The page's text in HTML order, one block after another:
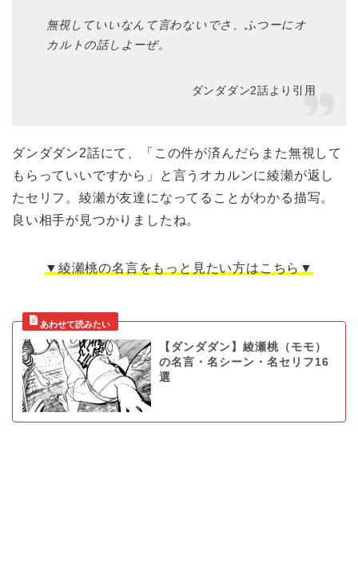
無視していいなんて言わないでさ、ふつーにオ
カルトの話しよーぜ。
ダンダダン2話より引用
ダンダダン2話にて、「この件が済んだらまた無視して
もらっていいですから」と言うオカルンに綾瀬が返し
たセリフ。綾瀬が友達になってることがわかる描写。
良い相手が見つかりましたね。
▼綾瀬桃の名言をもっと見たい方はこちら▼
【ダンダダン】綾瀬桃（モモ）
の名言・名シーン・名セリフ16
選